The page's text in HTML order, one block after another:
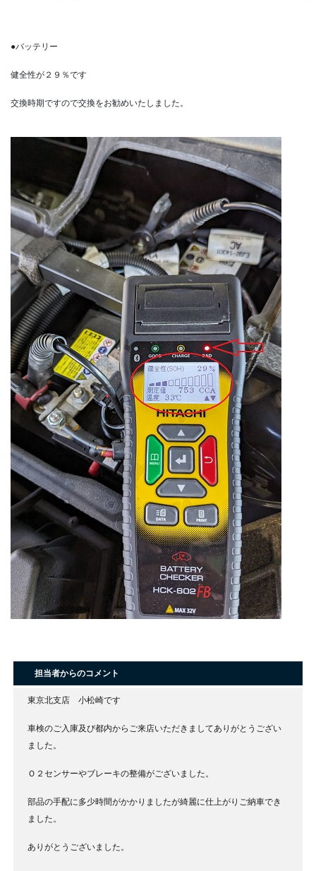
●バッテリー
健全性が２９％です
交換時期ですので交換をお勧めいたしました。
担当者からのコメント
東京北支店 小松崎です
車検のご入庫及び都内からご来店いただきましてありがとうござい
ました。
Ｏ２センサーやブレーキの整備がございました。
部品の手配に多少時間がかかりましたが綺麗に仕上がりご納車でき
ました。
ありがとうございました。